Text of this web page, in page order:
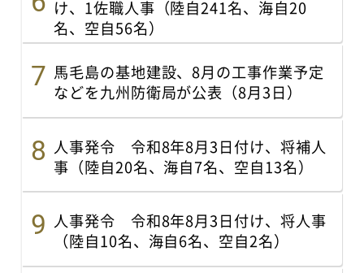
け、1佐職人事（陸自241名、海自20
名、空自56名）
馬毛島の基地建設、8月の工事作業予定
などを九州防衛局が公表（8月3日）
人事発令 令和8年8月3日付け、将補人
事（陸自20名、海自7名、空自13名）
人事発令 令和8年8月3日付け、将人事
（陸自10名、海自6名、空自2名）